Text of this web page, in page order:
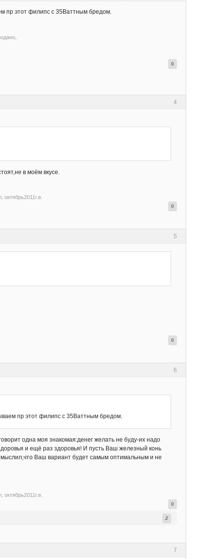
пр этот филипс с 35Ваттным бредом.
0
4
в моём вкусе.
0
5
0
6
пр этот филипс с 35Ваттным бредом.
одна моя знакомая:денег желать не буду-их надо
и ещё раз здоровья! И пусть Ваш железный конь
мыслил,что Ваш вариант будет самым оптимальным и не
0
2
7